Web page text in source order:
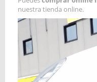
nuestra tienda online.